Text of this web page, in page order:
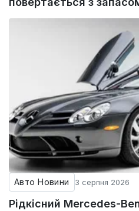
Авто Новини 3 серпня 2026
Рідкісний Mercedes-